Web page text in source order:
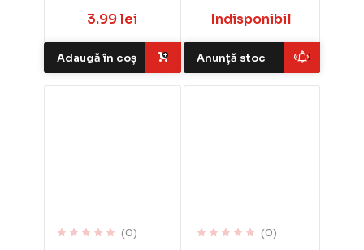
3.99 lei
Adaugă în coș
Indisponibil
Anunță stoc
(0) (0)